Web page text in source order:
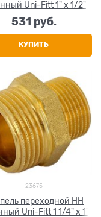
Uni-Fitt 1" x 1/2"
531 руб.
КУПИТЬ
23675
переходной НН
Uni-Fitt 1 1/4" x 1"